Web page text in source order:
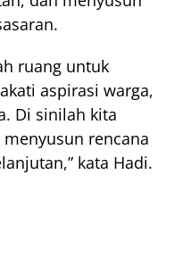
ruang untuk
aspirasi warga,
Di sinilah kita
rencana
kata Hadi.